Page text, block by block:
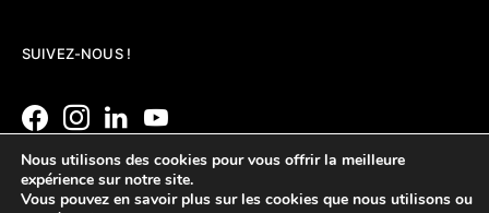
SUIVEZ-NOUS !
Nous utilisons des cookies pour vous offrir la meilleure
expérience sur notre site.
Vous pouvez en savoir plus sur les cookies que nous utilisons ou